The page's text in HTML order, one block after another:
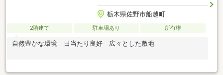
栃木県佐野市船越町
2階建て 駐車場あり 所有権
自然豊かな環境 日当たり良好 広々とした敷地